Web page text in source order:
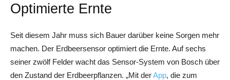
Optimierte Ernte
Seit diesem Jahr muss sich Bauer darüber keine Sorgen mehr
machen. Der Erdbeersensor optimiert die Ernte. Auf sechs
seiner zwölf Felder wacht das Sensor-System von Bosch über
den Zustand der Erdbeerpflanzen. „Mit derApp, die zum